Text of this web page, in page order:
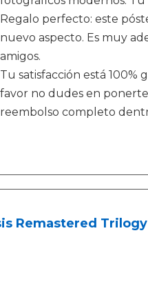
Regalo perfecto: este
nuevo aspecto. Es muy
amigos.
Tu satisfacción está 100%
favor no dudes en
reembolso completo
Remastered